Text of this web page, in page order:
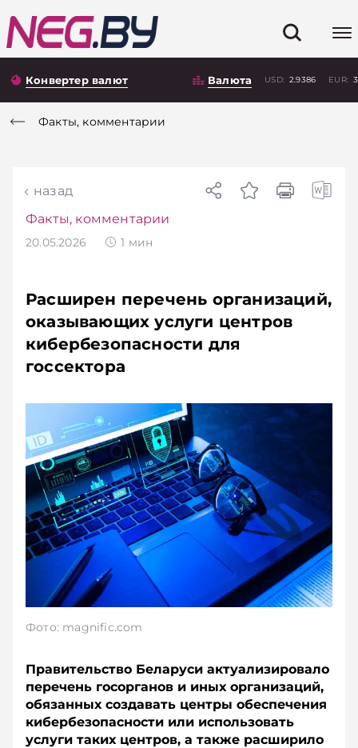
Конвертер валют Валюта USD: 2.9386 EUR:
Факты, комментарии
назад
Факты, комментарии
20.05.2026 1 мин
Расширен перечень организаций,
оказывающих услуги центров
кибербезопасности для
госсектора
Фото: magnific.com
Правительство Беларуси актуализировало
перечень госорганов и иных организаций,
обязанных создавать центры обеспечения
кибербезопасности или использовать
услуги таких центров, а также расширило